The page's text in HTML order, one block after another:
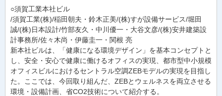
○須賀工業本社ビル
/須賀工業(株)/稲田朝夫・鈴木正美/(株)すが設備サービス/堀田
誠/(株)日本設計/竹部友久・中川優一・大谷文彦/(株)安井建築設
計事務所/佐々木尚・伊藤圭一・関根 亮
新本社ビルは、「健康になる環境デザイン」を基本コンセプトと
し、安全・安心で健康に働けるオフィスの実現、都市型中小規模
オフィスビルにおけるセントラル空調ZEBモデルの実現を目指し
た。ここでは、今回取り組んだ、ZEBとウェルネスを両立させる
環境・設備計画、省CO2技術について紹介する。